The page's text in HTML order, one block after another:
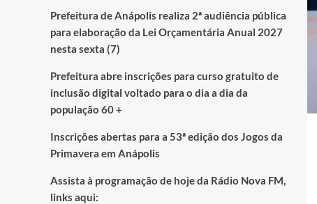
Prefeitura de Anápolis realiza 2ª audiência pública
para elaboração da Lei Orçamentária Anual 2027
nesta sexta (7)
Prefeitura abre inscrições para curso gratuito de
inclusão digital voltado para o dia a dia da
população 60 +
Inscrições abertas para a 53ª edição dos Jogos da
Primavera em Anápolis
Assista à programação de hoje da Rádio Nova FM,
links aqui: